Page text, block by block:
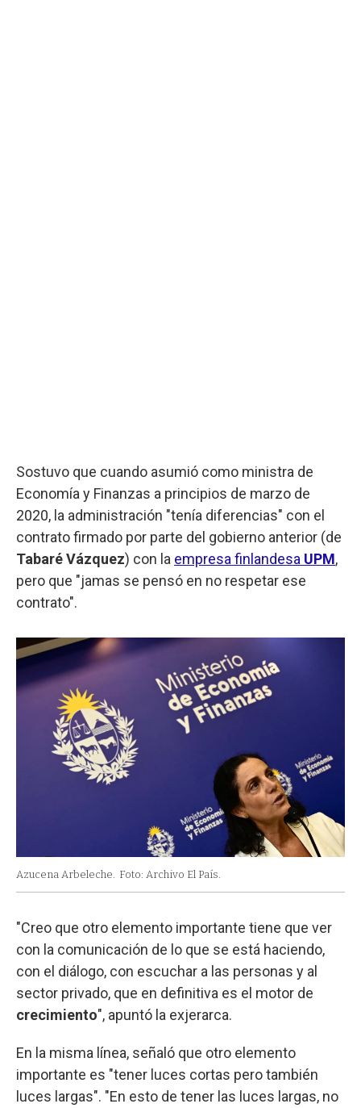
Sostuvo que cuando asumió como ministra de
Economía y Finanzas a principios de marzo de
2020, la administración "tenía diferencias" con el
contrato firmado por parte del gobierno anterior (de
Tabaré Vázquez) con la empresa finlandesa UPM,
pero que "jamas se pensó en no respetar ese
contrato".
Azucena Arbeleche. Foto: Archivo El País.
"Creo que otro elemento importante tiene que ver
con la comunicación de lo que se está haciendo,
con el diálogo, con escuchar a las personas y al
sector privado, que en definitiva es el motor de
crecimiento", apuntó la exjerarca.
En la misma línea, señaló que otro elemento
importante es "tener luces cortas pero también
luces largas". "En esto de tener las luces largas, no